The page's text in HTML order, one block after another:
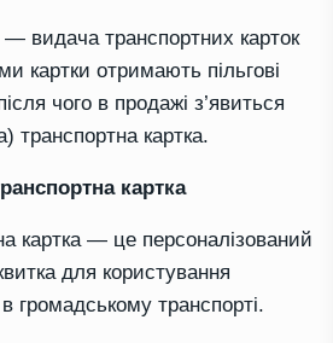
видача транспортних карток
картки отримають пільгові
чого в продажі з’явиться
транспортна картка.
картка
картка ― це персоналізований
для користування
громадському транспорті.